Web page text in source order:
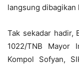
langsung dibagikan
Tak sekadar hadir,
1022/TNB Mayor
Kompol Sofyan,